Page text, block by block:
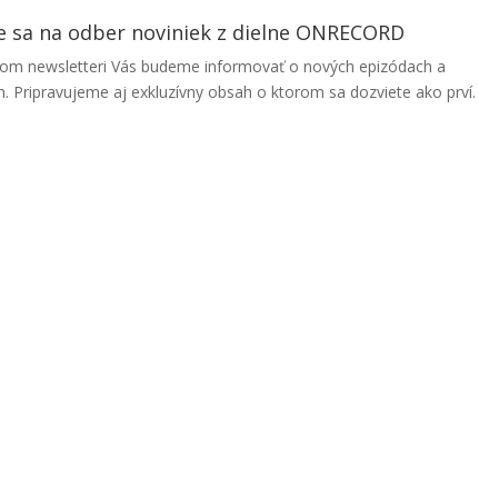
sa na odber noviniek z dielne ONRECORD
newsletteri Vás budeme informovať o nových epizódach a
Pripravujeme aj exkluzívny obsah o ktorom sa dozviete ako prví.